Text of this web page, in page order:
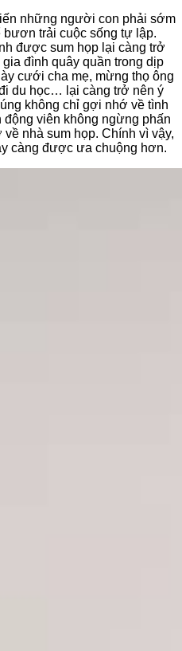
những người con phải sớm
trải cuộc sống tự lập.
được sum họp lại càng trở
đình quây quần trong dịp
cưới cha mẹ, mừng thọ ông
du học… lại càng trở nên ý
không chỉ gợi nhớ về tình
viên không ngừng phấn
nhà sum họp. Chính vì vậy,
càng được ưa chuộng hơn.